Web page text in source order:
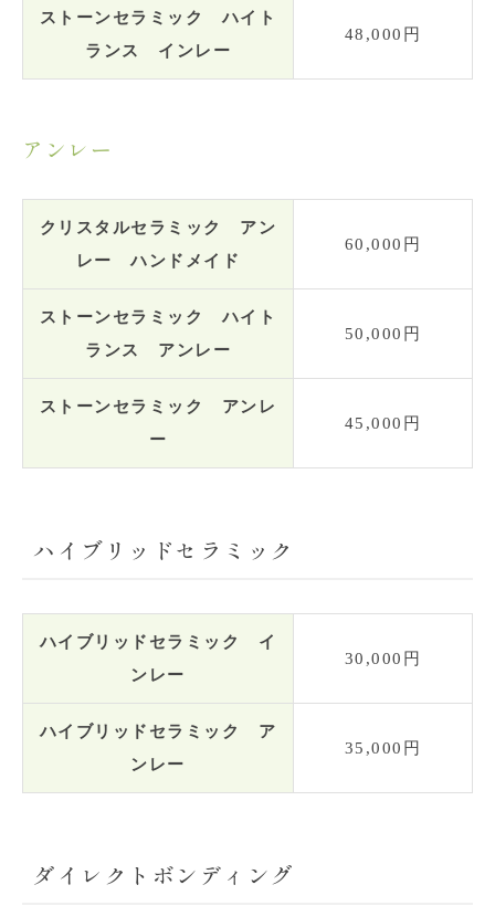
ストーンセラミック ハイト
ランス インレー
48,000円
アンレー
クリスタルセラミック アン
レー ハンドメイド
60,000円
ストーンセラミック ハイト
ランス アンレー
50,000円
ストーンセラミック アンレ
ー
45,000円
ハイブリッドセラミック
ハイブリッドセラミック イ
ンレー
30,000円
ハイブリッドセラミック ア
ンレー
35,000円
ダイレクトボンディング